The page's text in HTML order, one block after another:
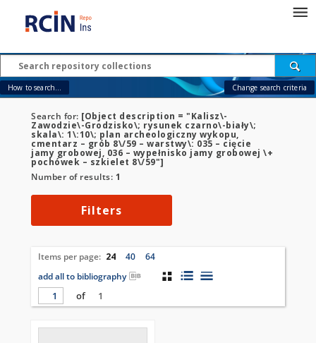
How to search... Change search criteria
Search for: [Object description = "Kalisz\-
Zawodzie\-Grodzisko\; rysunek czarno\-biały\;
skala\: 1\:10\; plan archeologiczny wykopu,
cmentarz – grób 8\/59 – warstwy\: 035 – cięcie
jamy grobowej, 036 – wypełnisko jamy grobowej \+
pochówek – szkielet 8\/59"]
Number of results: 1
Filters
Items per page: 24 40
64
add all to bibliography
of
1